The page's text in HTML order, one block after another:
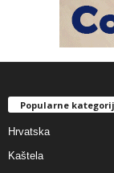
Popularne
Hrvatska
Kaštela